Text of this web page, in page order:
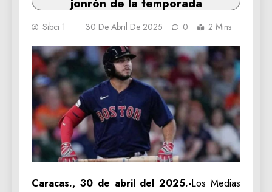
jonrón de la temporada
Sibci 1 30 De Abril De 2025 0 2 Mins
Caracas., 30 de abril del 2025.-Los Medias